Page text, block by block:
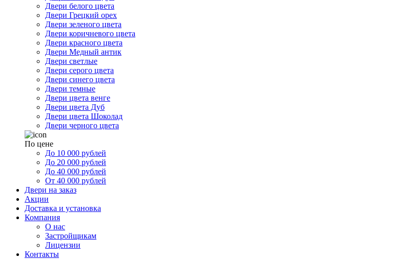
Двери белого цвета
Двери Грецкий орех
Двери зеленого цвета
Двери коричневого цвета
Двери красного цвета
Двери Медный антик
Двери светлые
Двери серого цвета
Двери синего цвета
Двери темные
Двери цвета венге
Двери цвета Дуб
Двери цвета Шоколад
Двери черного цвета
По цене
До 10 000 рублей
До 20 000 рублей
До 40 000 рублей
От 40 000 рублей
Двери на заказ
Акции
Доставка и установка
Компания
О нас
Застройщикам
Лицензии
Контакты